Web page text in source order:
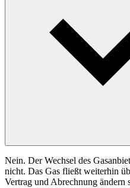
Nein. Der Wechsel des
nicht. Das Gas fließt weiterhin
Vertrag und Abrechnung ändern